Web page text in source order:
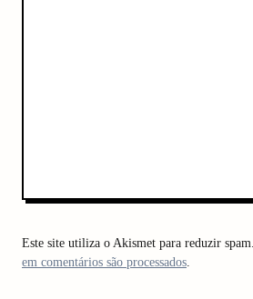
Este site utiliza o Akismet para reduzir spam.
em comentários são processados